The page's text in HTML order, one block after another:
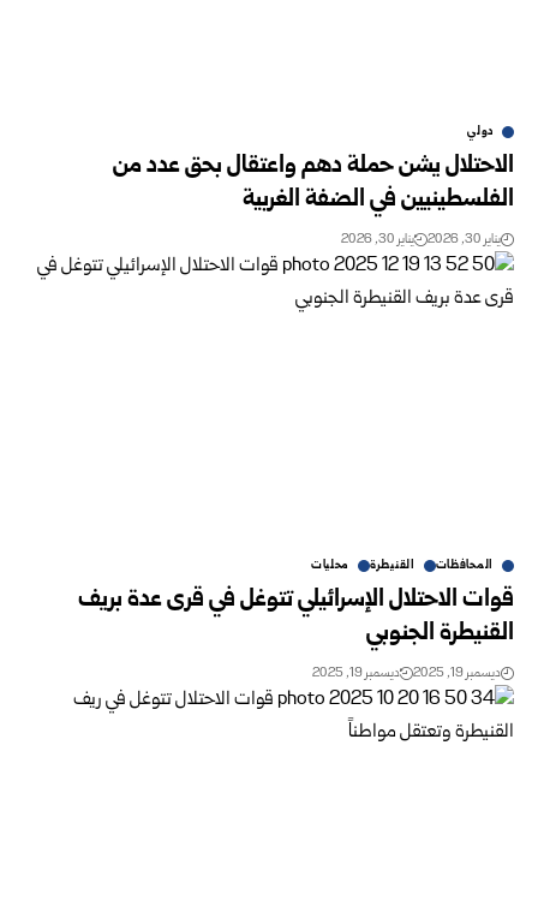
دولي
الاحتلال يشن حملة دهم واعتقال بحق عدد من
الفلسطينيين في الضفة الغربية
يناير 30, 2026 يناير 30, 2026
المحافظات القنيطرة محليات
قوات الاحتلال الإسرائيلي تتوغل في قرى عدة بريف
القنيطرة الجنوبي
ديسمبر 19, 2025 ديسمبر 19, 2025